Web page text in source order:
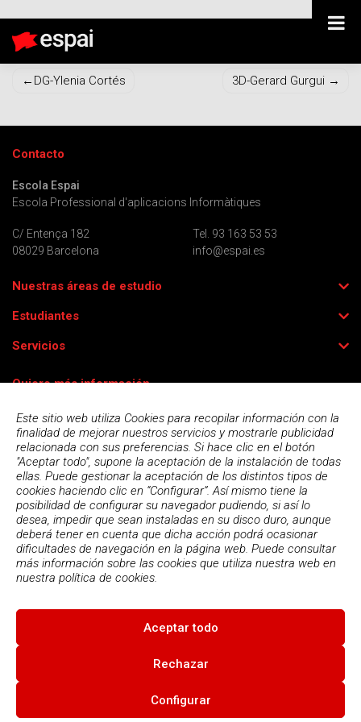
Este sitio web utiliza Cookies para recopilar información con la
finalidad de mejorar nuestros servicios y mostrarle publicidad
relacionada con sus preferencias. Si hace clic en el botón
"Aceptar todo", supone la aceptación de la instalación de todas
ellas. Puede gestionar la aceptación de los distintos tipos de
cookies haciendo clic en “Configurar”. Así mismo tiene la
posibilidad de configurar su navegador pudiendo, si así lo
desea, impedir que sean instaladas en su disco duro, aunque
deberá tener en cuenta que dicha acción podrá ocasionar
dificultades de navegación en la página web. Puede consultar
más información sobre las cookies que utiliza nuestra web en
nuestra política de cookies.
Aceptar todo
Rechazar
Configurar
Navegación
entradas
DG-Ylenia Cortés 3D-Gerard Gurgui
Contacto
Escola Espai
Escola Professional d'aplicacions Informàtiques
C/ Entença 182
08029 Barcelona
Tel. 93 163 53 53
info@espai.es
Nuestras áreas de estudio
Estudiantes
Servicios
Quiero más información
Acepto lapolítica de privacidad
© 2026
Condiciones de uso